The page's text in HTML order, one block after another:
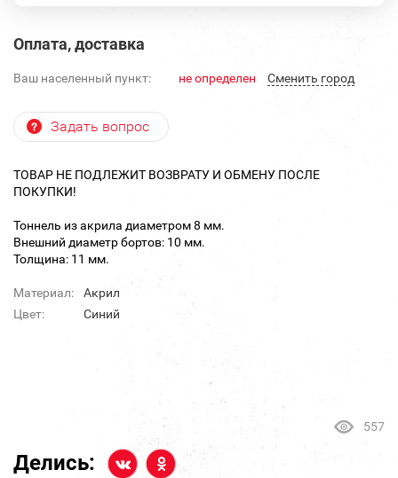
Оплата, доставка
Ваш населенный пункт: не определен Cменить город
Задать вопрос
ТОВАР НЕ ПОДЛЕЖИТ ВОЗВРАТУ И ОБМЕНУ ПОСЛЕ
ПОКУПКИ!
Тоннель из акрила диаметром 8 мм.
Внешний диаметр бортов: 10 мм.
Толщина: 11 мм.
Материал:
Акрил
Цвет:
Синий
557
Делись: